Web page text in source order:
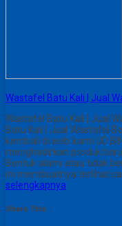
Wastafel Batu Kali | Jual
Wastafel Batu Kali | Jual
Batu Kali | Jual Wastafel
kembali di web kami UD
menghadirkan produk
Bentuk alami atau tidak
ini membuatnya terlihat
selengkapnya
Share This :